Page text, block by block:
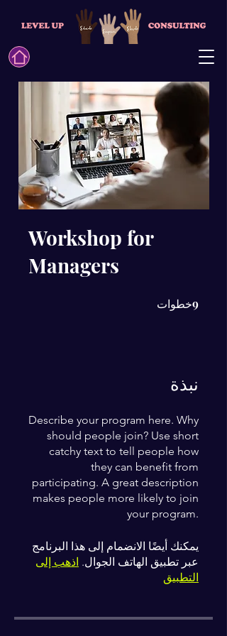
Workshop for
Managers
9خطوات
نبذة
Describe your program here. Why
should people join? Use short
catchy text to tell people how
they can benefit from
participating. A great description
makes people more likely to join
your program.
يمكنك أيضًا الانضمام إلى هذا البرنامج
عبر تطبيق الهاتف الجوال. اذهب إلى
التطبيق